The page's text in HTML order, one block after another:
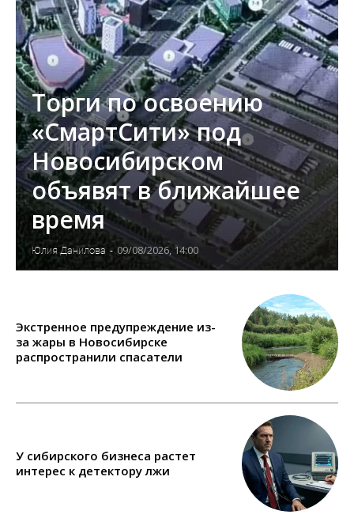
Торги по освоению
«СмартСити» под
Новосибирском
объявят в ближайшее
время
Юлия Данилова - 09/08/2026, 14:00
Экстренное предупреждение из-
за жары в Новосибирске
распространили спасатели
У сибирского бизнеса растет
интерес к детектору лжи